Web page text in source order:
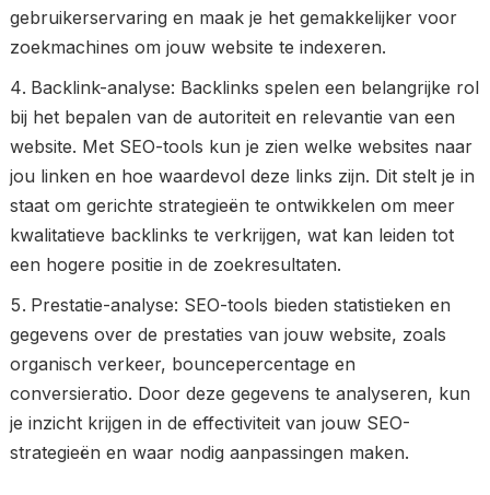
gebruikerservaring en maak je het gemakkelijker voor
zoekmachines om jouw website te indexeren.
Backlink-analyse: Backlinks spelen een belangrijke rol
bij het bepalen van de autoriteit en relevantie van een
website. Met SEO-tools kun je zien welke websites naar
jou linken en hoe waardevol deze links zijn. Dit stelt je in
staat om gerichte strategieën te ontwikkelen om meer
kwalitatieve backlinks te verkrijgen, wat kan leiden tot
een hogere positie in de zoekresultaten.
Prestatie-analyse: SEO-tools bieden statistieken en
gegevens over de prestaties van jouw website, zoals
organisch verkeer, bouncepercentage en
conversieratio. Door deze gegevens te analyseren, kun
je inzicht krijgen in de effectiviteit van jouw SEO-
strategieën en waar nodig aanpassingen maken.